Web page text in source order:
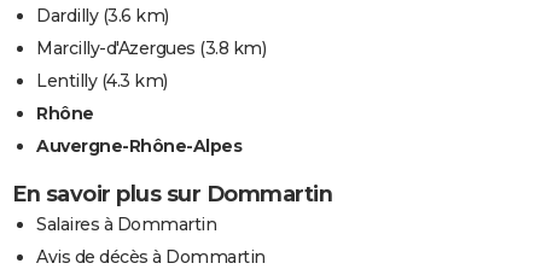
Dardilly(3.6 km)
Marcilly-d'Azergues (3.8 km)
Lentilly(4.3 km)
Rhône
Auvergne-Rhône-Alpes
En savoir plus sur Dommartin
Salaires à Dommartin
Avis de décès à Dommartin